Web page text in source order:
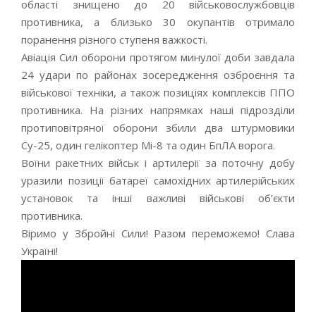
області знищено до 20 військовослужбовців
противника, а близько 30 окупантів отримало
поранення різного ступеня важкості.
Авіація Сил оборони протягом минулої доби завдала
24 удари по районах зосередження озброєння та
військової техніки, а також позиціях комплексів ППО
противника. На різних напрямках наші підрозділи
протиповітряної оборони збили два штурмовики
Су-25, один гелікоптер Мі-8 та один БпЛА ворога.
Воїни ракетних військ і артилерії за поточну добу
уразили позиції батареї самохідних артилерійських
установок та інші важливі військові об’єкти
противника.
Віримо у Збройні Сили! Разом переможемо! Слава
Україні!